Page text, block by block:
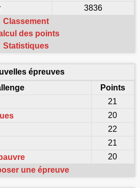
3836
Classement
des points
Statistiques
épreuves
Points
21
20
22
21
20
une épreuve